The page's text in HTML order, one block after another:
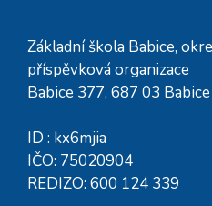
Základní škola Babice,
příspěvková organizace
Babice 377, 687 03 Babice
ID : kx6mjia
IČO: 75020904
REDIZO: 600 124 339